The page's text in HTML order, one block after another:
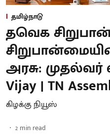
தமிழ்நாடு
தவெக
அரசு:
Vijay | TN
கிழக்கு நியூஸ்
2 min read